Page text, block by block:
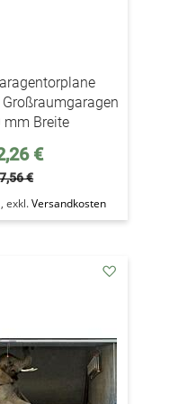
mm Breite
€
€
,exkl.Versandkosten